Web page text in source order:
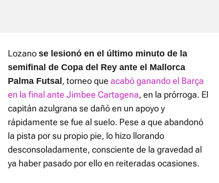
Lozano se lesionó en el último minuto de la
semifinal de Copa del Rey ante el Mallorca
Palma Futsal , torneo que acabó ganando el Barça
en la final ante Jimbee Cartagena, en la prórroga. El
capitán azulgrana se dañó en un apoyo y
rápidamente se fue al suelo. Pese a que abandonó
la pista por su propio pie, lo hizo llorando
desconsoladamente, consciente de la gravedad al
ya haber pasado por ello en reiteradas ocasiones.